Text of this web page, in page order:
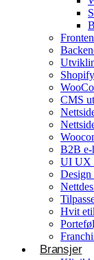
CMS
B2B e-
UI UX
Design
Hvit
Bransjer
Hvit etikett
E-
Woocommerce
Shopify utvikling
WooCommerce
Betjener
WordPress
Shopify
BigCommerce
Ønsker du